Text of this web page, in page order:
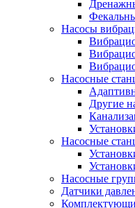
Насосы
Насосные
Другие
Насосные
Насосные
Датчики